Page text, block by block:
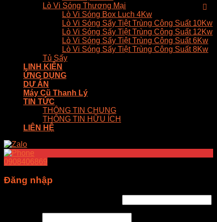
Lò Vi Sóng Thương Mại
Lò Vi Sóng Box Luch 4Kw
Lò Vi Sóng Sấy Tiệt Trùng Công Suất 10Kw
Lò Vi Sóng Sấy Tiệt Trùng Công Suất 12Kw
Lò Vi Sóng Sấy Tiệt Trùng Công Suất 6Kw
Lò Vi Sóng Sấy Tiệt Trùng Công Suất 8Kw
Tủ Sấy
LINH KIỆN
ỨNG DỤNG
DỰ ÁN
Máy Cũ Thanh Lý
TIN TỨC
THÔNG TIN CHUNG
THÔNG TIN HỮU ÍCH
LIÊN HỆ
0908406869
Đăng nhập